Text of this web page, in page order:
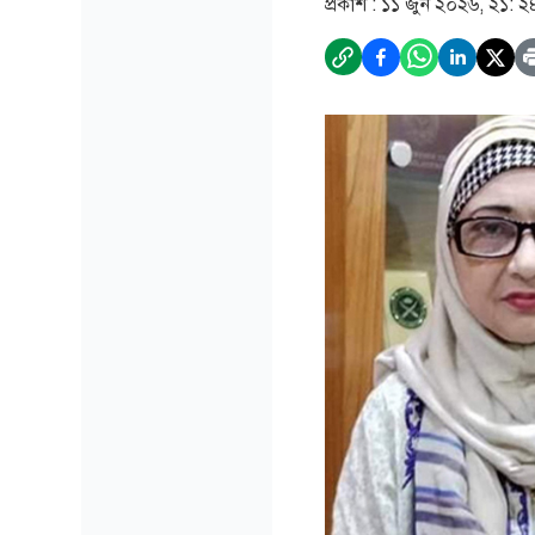
প্রকাশ : ১১ জুন ২০২৬, ২১: